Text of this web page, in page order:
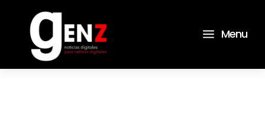
a Menu